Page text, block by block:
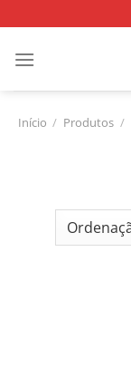
to
content
Início / Produtos /